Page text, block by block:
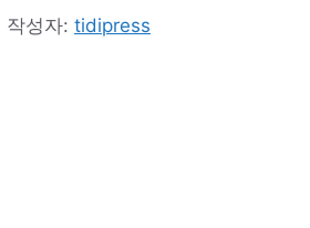
작성자: tidipress